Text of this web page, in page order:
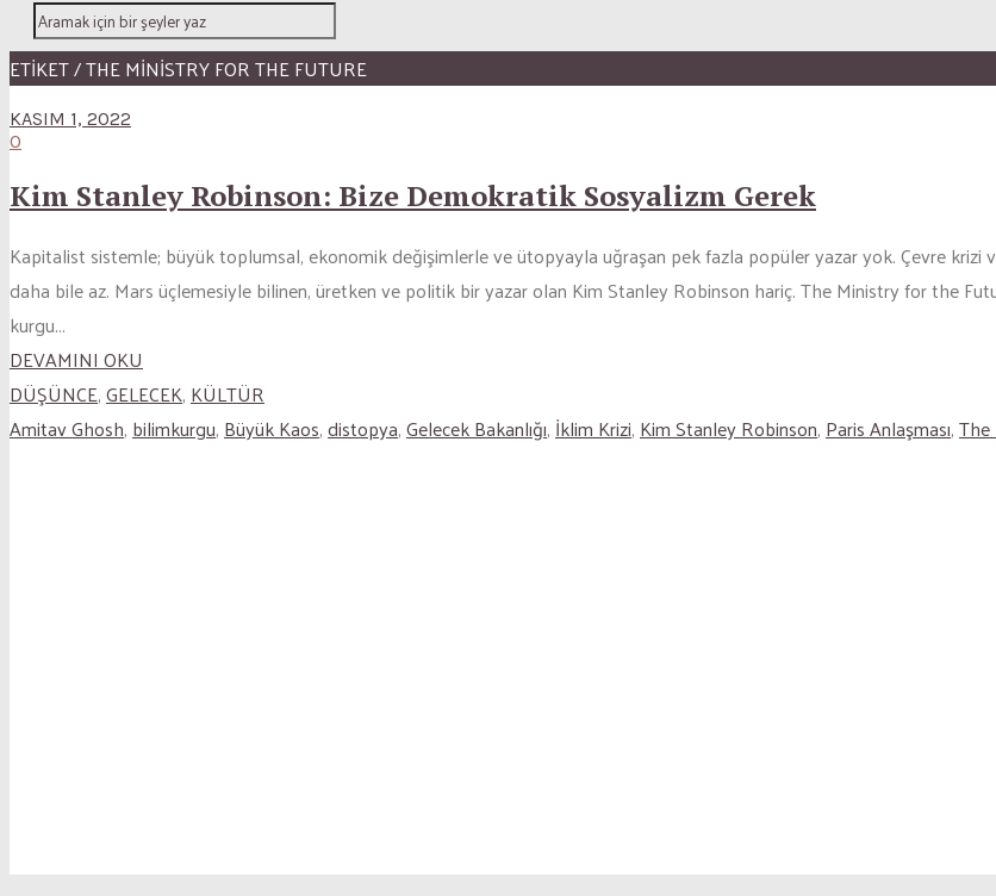
ETİKET / THE MINISTRY FOR THE FUTURE
KASIM 1, 2022
0
Kim Stanley Robinson: Bize Demokratik Sosyalizm Gerek
Kapitalist sistemle; büyük toplumsal, ekonomik değişimlerle ve ütopyayla uğraşan pek fazla popüler yazar yok. Çevre krizi
daha bile az. Mars üçlemesiyle bilinen, üretken ve politik bir yazar olan Kim Stanley Robinson hariç. The Ministry for the
kurgu...
DEVAMINI OKU
DÜŞÜNCE,GELECEK,KÜLTÜR
Amitav Ghosh,bilimkurgu,Büyük Kaos,distopya,Gelecek Bakanlığı,İklim Krizi,Kim Stanley Robinson,Paris Anlaşması,